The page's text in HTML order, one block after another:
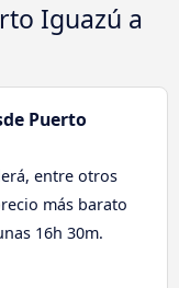
Iguazú a
Puerto
entre otros
más barato
16h 30m.